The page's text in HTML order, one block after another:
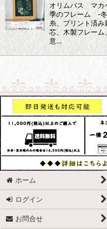
オリムパス マ
季のフレーム -
糸、プリント済
芯、木製フレー
意…
ホーム
ログイン
お問合せ